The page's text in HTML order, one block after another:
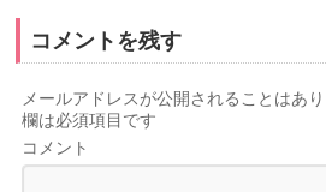
コメントを残す
メールアドレスが公開されることはあり
欄は必須項目です
コメント